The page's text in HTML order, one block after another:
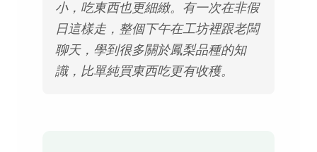
小，吃東西也更細緻。有一次在非假
日這樣走，整個下午在工坊裡跟老闆
聊天，學到很多關於鳳梨品種的知
識，比單純買東西吃更有收穫。